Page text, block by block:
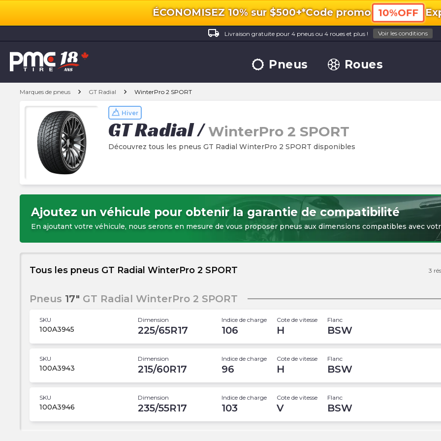
ÉCONOMISEZ 10% sur $500+*Code promo 10%OFF
local_shipping
Livraison gratuite pour 4 pneus ou 4 roues et plus ! Voir les conditions
Pneus Roues
Marques de pneus chevron_right GT Radial chevron_right WinterPro 2 SPORT
Hiver
GT Radial/WinterPro 2 SPORT
Découvrez tous les pneus GT Radial WinterPro 2 SPORT disponibles
Ajoutez un véhicule pour obtenir la garantie de compatibilité
En ajoutant votre véhicule, nous serons en mesure de vous proposer pneus aux dimensions compatibles avec
Tous les pneus GT Radial WinterPro 2 SPORT 3
Pneus 17" GT Radial WinterPro 2 SPORT
SKU
100A3945
Dimension
225/65R17
Indice de charge
106
Cote de vitesse
H
Flanc
BSW
SKU
100A3943
Dimension
215/60R17
Indice de charge
96
Cote de vitesse
H
Flanc
BSW
SKU
100A3946
Dimension
235/55R17
Indice de charge
103
Cote de vitesse
V
Flanc
BSW